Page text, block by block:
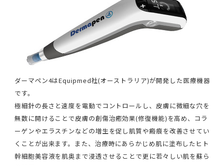
ダーマペン4はEquipmed社(オーストラリア)が開発した医療機器
です。
極細針の長さと速度を電動でコントロールし、皮膚に微細な穴を
無数に開けることで皮膚の創傷治癒効果(修復機能)を高め、コラ
ーゲンやエラスチンなどの増生を促し肌質や瘢痕を改善させてい
くことが出来ます。また、治療時にあらかじめ肌に塗布したヒト
幹細胞美容液を肌奥まで浸透させることで更に若々しい肌を蘇ら